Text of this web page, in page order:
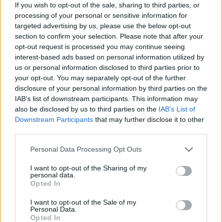
If you wish to opt-out of the sale, sharing to third parties, or
processing of your personal or sensitive information for
targeted advertising by us, please use the below opt-out
section to confirm your selection. Please note that after your
opt-out request is processed you may continue seeing
interest-based ads based on personal information utilized by
us or personal information disclosed to third parties prior to
your opt-out. You may separately opt-out of the further
disclosure of your personal information by third parties on the
IAB’s list of downstream participants. This information may
also be disclosed by us to third parties on the IAB’s List of
Downstream Participants that may further disclose it to other
Personal Data Processing Opt Outs
I want to opt-out of the Sharing of my
personal data.
Opted In
I want to opt-out of the Sale of my
Personal Data.
Opted In
χρόνων, χωρίς ηθικούς φραγμούς, χωρίς
δεσμούς με την ιστορία και την παράδοση και
τέλος γίνονται οι μεγαλύτεροι ειδωλολάτρες
όλων των εποχών, λατρεύοντας πρωτίστως τη
σάρκα τους και την ύλη.
Είναι καιρός να αφυπνιστούμε. Πρέπει να
παύσουμε να εθελοτυφλούμε και να πάρουμε
μια γενναία απόφαση, μιμούμενοι τους
προπάτορες της πίστεως και του γένους μας.
Ας πλησιάσουμε, λοιπόν, τη μητέρα μας
μιλήσουμε στα παιδιά μας για την